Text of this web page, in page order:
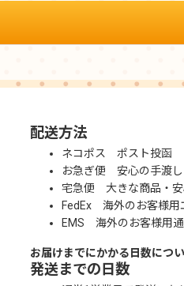
配送方法
ネコポス ポスト投函
お急ぎ便 安心の手渡し
宅急便 大きな商品・安
FedEx 海外のお客様用
EMS 海外のお客様用
お届けまでにかかる日数につ
発送までの日数